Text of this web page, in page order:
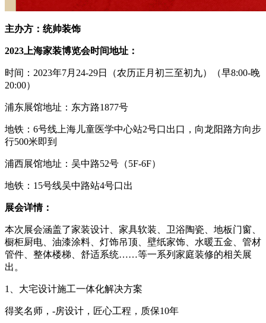
主办方：统帅装饰
2023 上海家装博览会时间地址：
时间： 2023年7月24-29日（农历正月初三至初九） （早8:00-晚
20:00）
浦东展馆地址：东方路1877号
地铁： 6号线上海儿童医学中心站2号口出口，向龙阳路方向步
行500米即到
浦西展馆地址：吴中路52号（5F-6F）
地铁： 15号线吴中路站4号口出
展会详情：
本次展会涵盖了家装设计、家具软装、卫浴陶瓷、地板门窗、
橱柜厨电、油漆涂料、灯饰吊顶、壁纸家饰、水暖五金、管材
管件、整体楼梯、舒适系统……等一系列家庭装修的相关展
出。
1、大宅设计施工一体化解决方案
得奖名师， -房设计，匠心工程，质保10年